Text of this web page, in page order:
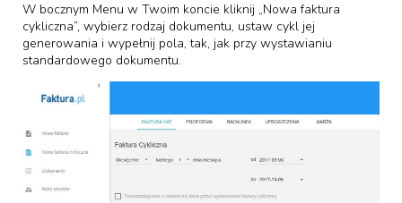
W bocznym Menu w Twoim koncie kliknij „Nowa faktura
cykliczna”, wybierz rodzaj dokumentu, ustaw cykl jej
generowania i wypełnij pola, tak, jak przy wystawianiu
standardowego dokumentu.